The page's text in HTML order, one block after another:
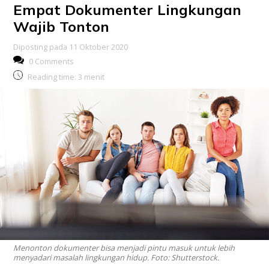
Empat Dokumenter Lingkungan
Wajib Tonton
Diposting pada 11 Oktober 2020
0 Comments
Reading time: 3 menit
Menonton dokumenter bisa menjadi pintu masuk untuk lebih
menyadari masalah lingkungan hidup. Foto: Shutterstock.